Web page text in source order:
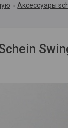
Аксессуары